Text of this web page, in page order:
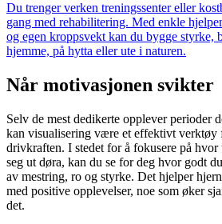
Du trenger verken treningssenter eller
gang med rehabilitering. Med enkle
og egen kroppsvekt kan du bygge styrke,
hjemme, på hytta eller ute i naturen.
Når motivasjonen svikter
Selv de mest dedikerte opplever perioder
kan visualisering være et effektivt verktøy
drivkraften. I stedet for å fokusere på
seg ut døra, kan du se for deg hvor godt
av mestring, ro og styrke. Det hjelper
med positive opplevelser, noe som øker
det.